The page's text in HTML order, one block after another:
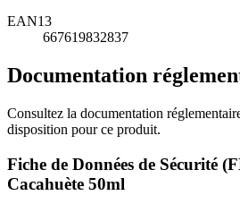
EAN13
667619832837
Documentation
Consultez la documentation
disposition pour ce produit.
Fiche de Données de Sécurité
Cacahuète 50ml